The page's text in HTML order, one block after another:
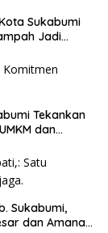
Sukabumi
Jadi
Tekankan
dan
Sukabumi,
dan Amanah